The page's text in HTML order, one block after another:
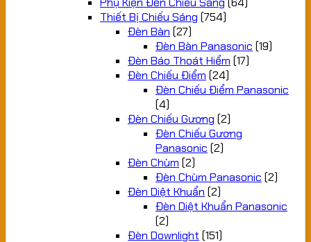
Thiết Bị Chiếu Sáng (754)
Đèn Bàn (27)
Đèn Bàn Panasonic (19)
Đèn Báo Thoát Hiểm (17)
Đèn Chiếu Điểm (24)
Đèn Chiếu Điểm Panasonic
(4)
Đèn Chiếu Gương (2)
Đèn Chiếu Gương
Panasonic (2)
Đèn Chùm (2)
Đèn Chùm Panasonic (2)
Đèn Diệt Khuẩn (2)
Đèn Diệt Khuẩn Panasonic
(2)
Đèn Downlight (151)